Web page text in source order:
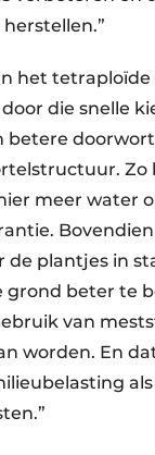
het tetraploïde
die snelle
betere
Zo
meer water
plantjes in
grond beter te
van
worden. En
als